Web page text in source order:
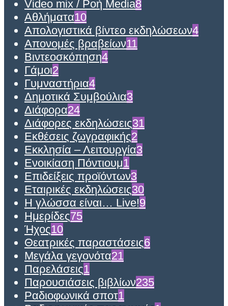
Video mix / Ροή Media8
Αθλήματα10
Απολογιστικά βίντεο εκδηλώσεων4
Απονομές βραβείων11
Βιντεοσκόπηση4
Γάμοι2
Γυμναστήρια4
Δημοτικά Συμβούλια3
Διάφορα24
Διάφορες εκδηλώσεις31
Εκθέσεις ζωγραφικής2
Εκκλησία – Λειτουργία3
Ενοικίαση Πόντιουμ1
Επιδείξεις προϊόντων3
Εταιρικές εκδηλώσεις30
Η γλώσσα είναι… Live!9
Ημερίδες75
Ήχος10
Θεατρικές παραστάσεις6
Μεγάλα γεγονότα21
Παρελάσεις1
Παρουσιάσεις βιβλίων235
Ραδιοφωνικά σποτ1